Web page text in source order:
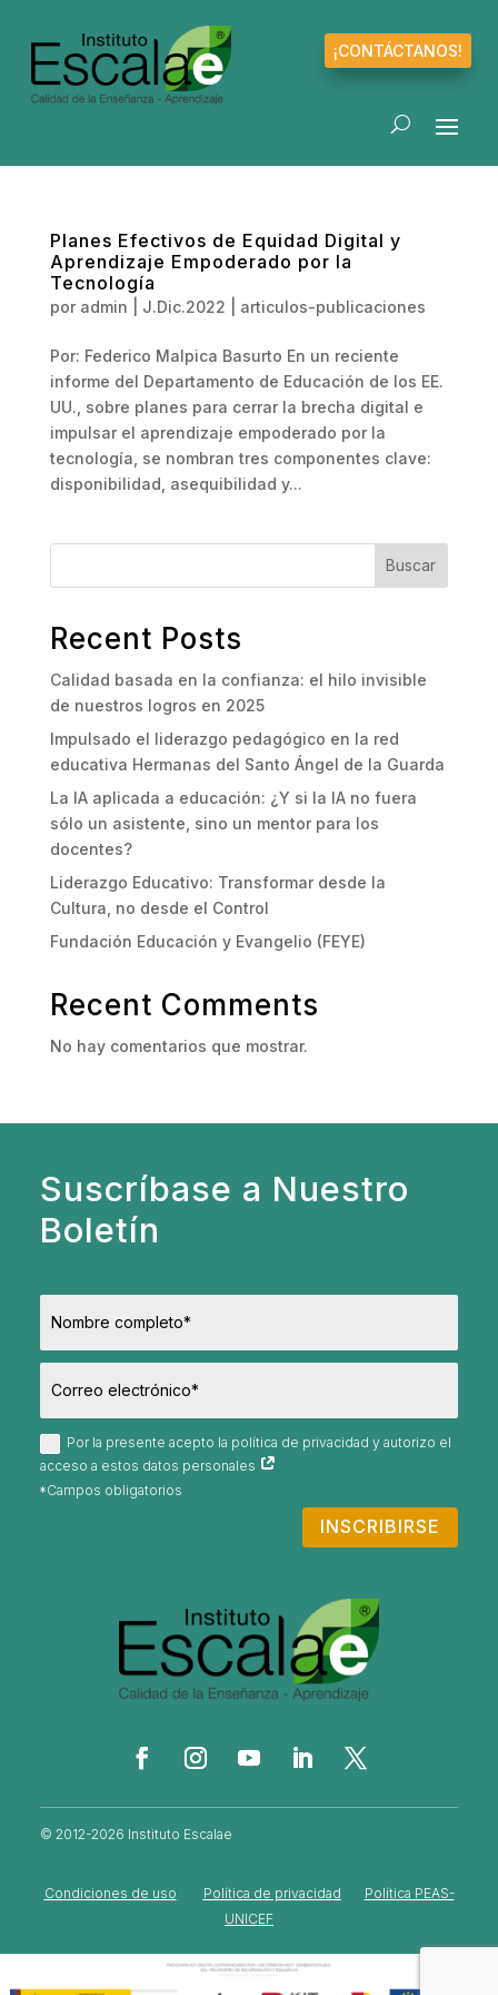
¡CONTÁCTANOS!
Planes Efectivos de Equidad Digital y
Aprendizaje Empoderado por la
Tecnología
por admin J.Dic.2022 articulos-publicaciones
Por: Federico Malpica Basurto En un reciente
informe del Departamento de Educación de los EE.
UU., sobre planes para cerrar la brecha digital e
impulsar el aprendizaje empoderado por la
tecnología, se nombran tres componentes clave:
disponibilidad, asequibilidad y...
Buscar
Recent Posts
Calidad basada en la confianza: el hilo invisible
de nuestros logros en 2025
Impulsado el liderazgo pedagógico en la red
educativa Hermanas del Santo Ángel de la Guarda
La IA aplicada a educación: ¿Y si la IA no fuera
sólo un asistente, sino un mentor para los
docentes?
Liderazgo Educativo: Transformar desde la
Cultura, no desde el Control
Fundación Educación y Evangelio (FEYE)
Recent Comments
No hay comentarios que mostrar.
Suscríbase a Nuestro
Boletín
Por la presente acepto la política de privacidad y autorizo el
acceso a estos datos personales
INSCRIBIRSE
© 2012-2026 Instituto Escalae
Condiciones de uso Política de privacidad
Política PEAS-
UNICEF